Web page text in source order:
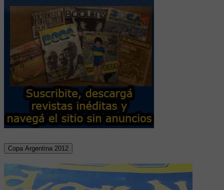
Copa Argentina 2012